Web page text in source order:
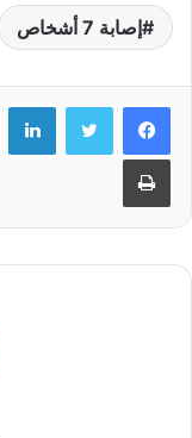
إصابة 7 أشخاص